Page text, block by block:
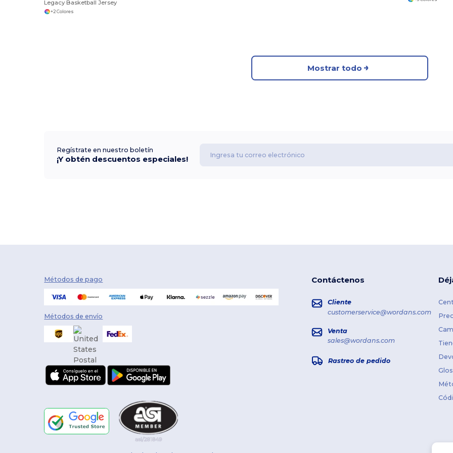
Legacy Basketball Jersey
+2 Colores
Mostrar todo
Regístrate en nuestro boletín
¡Y obtén descuentos especiales!
Métodos de pago
Métodos de envío
Contáctenos
Cliente
customerservice@wordans.com
Venta
sales@wordans.com
Rastreo de pedido